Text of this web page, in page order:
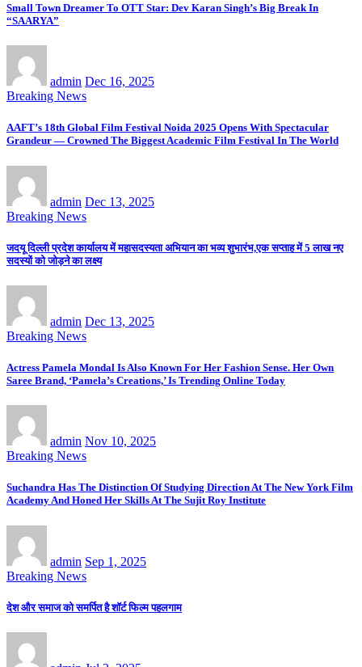
Small Town Dreamer To OTT Star: Dev Karan Singh’s Big Break In
“SAARYA”
admin Dec 16, 2025
Breaking News
AAFT’s 18th Global Film Festival Noida 2025 Opens With Spectacular
Grandeur — Crowned The Biggest Academic Film Festival In The World
admin Dec 13, 2025
Breaking News
जदयू दिल्ली प्रदेश कार्यालय में महासदस्यता अभियान का भव्य शुभारंभ,एक सप्ताह में 5 लाख नए
सदस्यों को जोड़ने का लक्ष्य
admin Dec 13, 2025
Breaking News
Actress Pamela Mondal Is Also Known For Her Fashion Sense. Her Own
Saree Brand, ‘Pamela’s Creations,’ Is Trending Online Today
admin Nov 10, 2025
Breaking News
Suchandra Has The Distinction Of Studying Direction At The New York Film
Academy And Honed Her Skills At The Sujit Roy Institute
admin Sep 1, 2025
Breaking News
देश और समाज को समर्पित है शॉर्ट फिल्म पहलगाम